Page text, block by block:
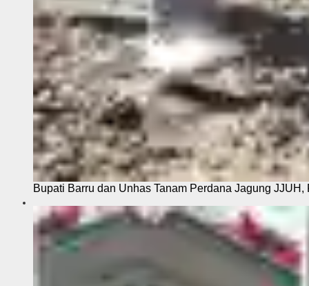
Bupati Barru dan Unhas Tanam Perdana Jagung